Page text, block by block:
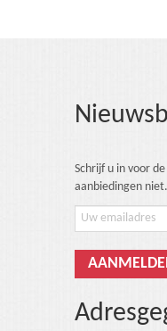
Schrijf u in voor
aanbiedingen niet.